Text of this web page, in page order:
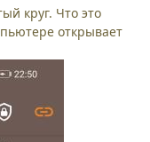
круг. Что это
открывает